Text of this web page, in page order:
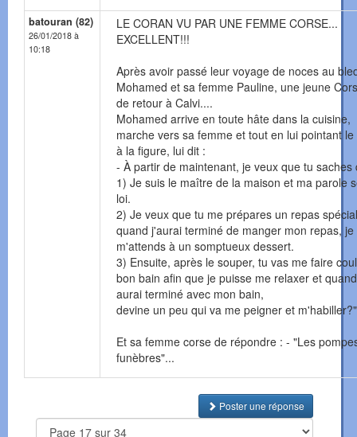
batouran (82)
26/01/2018 à
10:18
LE CORAN VU PAR UNE FEMME CORSE...
EXCELLENT!!!
Après avoir passé leur voyage de noces au
Mohamed et sa femme Pauline, une jeune
de retour à Calvi....
Mohamed arrive en toute hâte dans la cuisine,
marche vers sa femme et tout en lui pointant le
à la figure, lui dit :
- À partir de maintenant, je veux que tu saches
1) Je suis le maître de la maison et ma parole
loi.
2) Je veux que tu me prépares un repas
quand j'aurai terminé de manger mon repas, je
m'attends à un somptueux dessert.
3) Ensuite, après le souper, tu vas me faire
bon bain afin que je puisse me relaxer et
aurai terminé avec mon bain,
devine un peu qui va me peigner et m'habiller?"
Et sa femme corse de répondre : - "Les
funèbres"...
Poster une réponse